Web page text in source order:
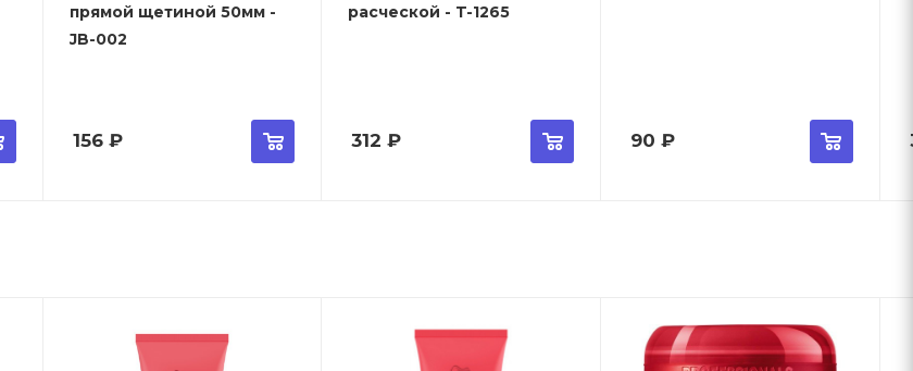
прямой щетиной 50мм -
JB-002
156₽
расческой - T-1265
312 ₽ 90 ₽